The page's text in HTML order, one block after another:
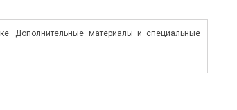
Дополнительные материалы и специальные